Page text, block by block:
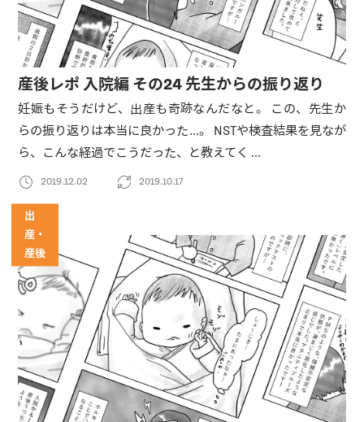
産後レポ 入院編 その24 先生からの振り返り
妊娠もそうだけど、出産も奇跡なんだなと。 この、先生か
らの振り返りは本当に良かった…。 NSTや検査結果を見なが
ら、こんな経過でこうだった、と教えてく …
2019.12.02 2019.10.17
出
産・
産後